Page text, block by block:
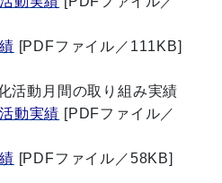
[PDFファイル／111KB]
動月間の取り組み実績
動実績 [PDFファイル／
[PDFファイル／58KB]